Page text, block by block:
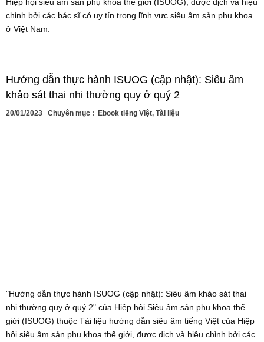
Hiệp hội siêu âm sản phụ khoa thế giới (ISUOG), được dịch và hiệu
chỉnh bởi các bác sĩ có uy tín trong lĩnh vực siêu âm sản phụ khoa
ở Việt Nam.
Hướng dẫn thực hành ISUOG (cập nhật): Siêu âm
khảo sát thai nhi thường quy ở quý 2
20/01/2023 Chuyên mục : Ebook tiếng Việt, Tài liệu
"Hướng dẫn thực hành ISUOG (cập nhật): Siêu âm khảo sát thai
nhi thường quy ở quý 2" của Hiệp hội Siêu âm sản phụ khoa thế
giới (ISUOG) thuộc Tài liệu hướng dẫn siêu âm tiếng Việt của Hiệp
hội siêu âm sản phụ khoa thế giới, được dịch và hiệu chỉnh bởi các